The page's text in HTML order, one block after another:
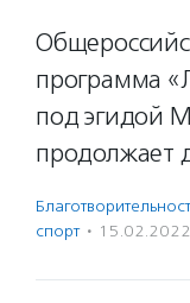
программа
под эгидой
продолжает
спорт · 15.02.2022